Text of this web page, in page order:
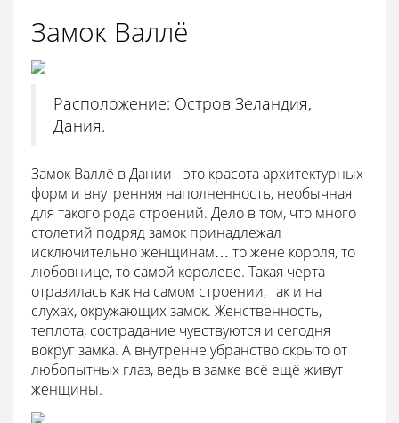
Замок Валлё
Расположение: Остров Зеландия,
Дания.
Замок Валлё в Дании - это красота архитектурных
форм и внутренняя наполненность, необычная
для такого рода строений. Дело в том, что много
столетий подряд замок принадлежал
исключительно женщинам… то жене короля, то
любовнице, то самой королеве. Такая черта
отразилась как на самом строении, так и на
слухах, окружающих замок. Женственность,
теплота, сострадание чувствуются и сегодня
вокруг замка. А внутренне убранство скрыто от
любопытных глаз, ведь в замке всё ещё живут
женщины.